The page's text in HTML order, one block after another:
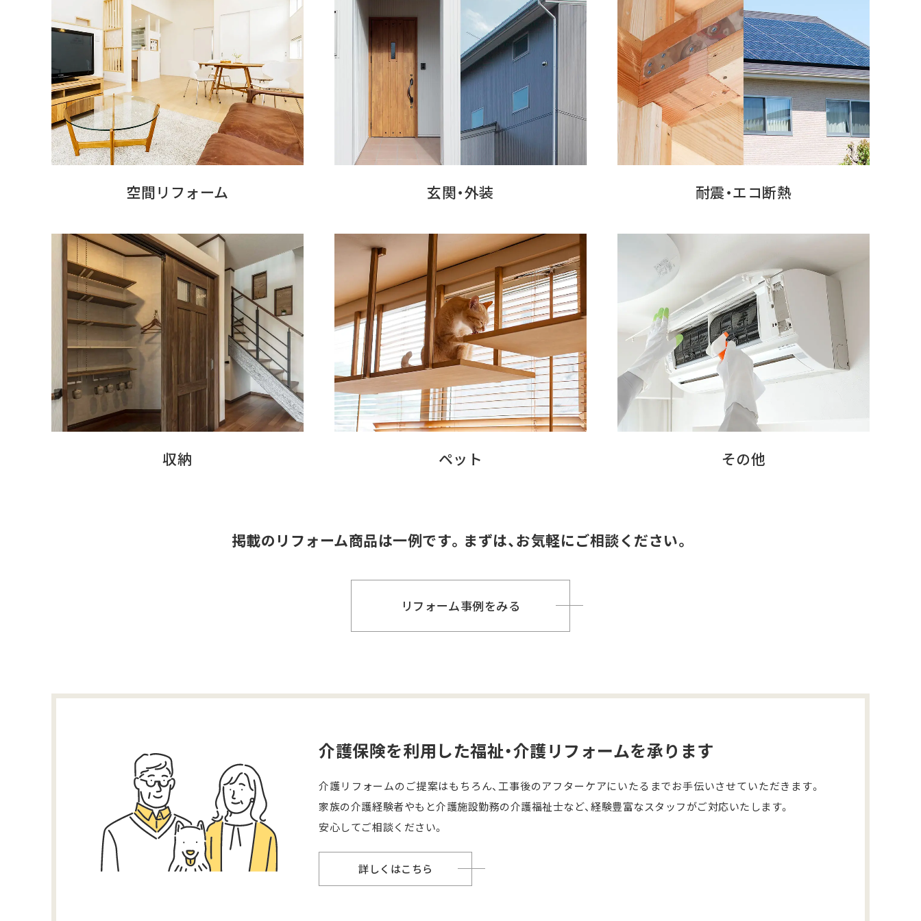
空間リフォーム 玄関・外装 耐震・エコ断熱
収納 ペット その他
掲載のリフォーム商品は一例です。 まずは、お気軽にご相談ください。
リフォーム事例をみる
介護保険を利用した福祉・介護リフォームを承ります
介護リフォームのご提案はもちろん、工事後のアフターケアにいたるまでお手伝いさせていただきます。
家族の介護経験者やもと介護施設勤務の介護福祉士など、経験豊富なスタッフがご対応いたします。
安心してご相談ください。
詳しくはこちら